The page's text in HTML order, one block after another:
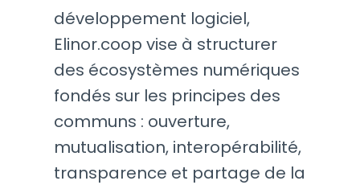
développement logiciel,
Elinor.coop vise à structurer
des écosystèmes numériques
fondés sur les principes des
communs : ouverture,
mutualisation, interopérabilité,
transparence et partage de la